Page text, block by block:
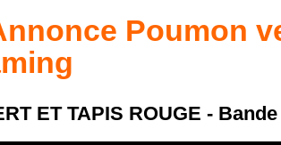
Poumon
ET TAPIS ROUGE -